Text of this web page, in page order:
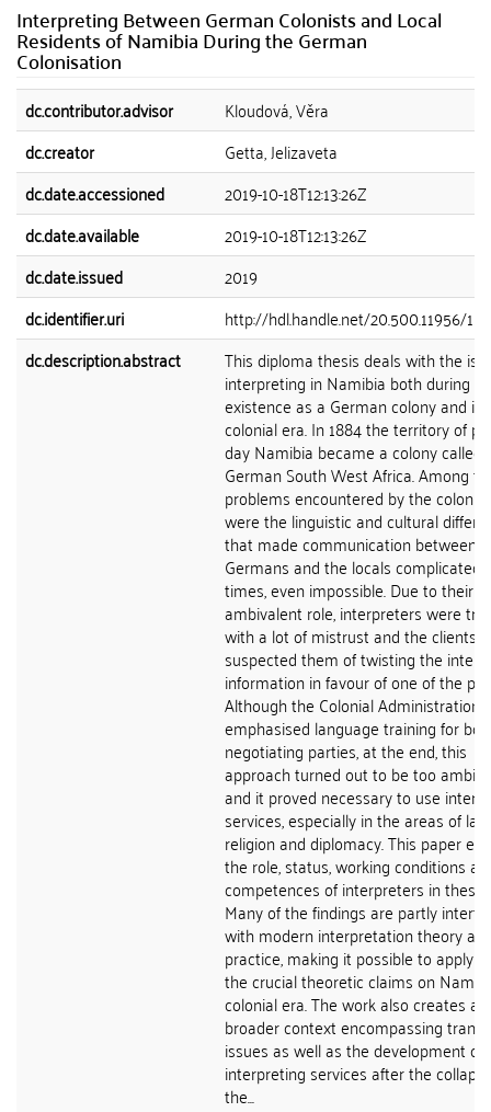
Interpreting Between German Colonists and Local
Residents of Namibia During the German
Colonisation
dc.contributor.advisor
Kloudová, Věra
dc.creator
Getta, Jelizaveta
dc.date.accessioned
2019-10-18T12:13:26Z
dc.date.available
2019-10-18T12:13:26Z
dc.date.issued
2019
dc.identifier.uri
http://hdl.handle.net/20.500.11956/
dc.description.abstract
This diploma thesis deals with the
interpreting in Namibia both during its
existence as a German colony and
colonial era. In 1884 the territory of
day Namibia became a colony called
German South West Africa. Among
problems encountered by the
were the linguistic and cultural
that made communication between
Germans and the locals complicated
times, even impossible. Due to their
ambivalent role, interpreters were
with a lot of mistrust and the clients
suspected them of twisting the
information in favour of one of the
Although the Colonial Administration
emphasised language training for
negotiating parties, at the end, this
approach turned out to be too
and it proved necessary to use
services, especially in the areas of law,
religion and diplomacy. This paper
the role, status, working conditions
competences of interpreters in these
Many of the findings are partly
with modern interpretation theory
practice, making it possible to apply
the crucial theoretic claims on
colonial era. The work also creates a
broader context encompassing
issues as well as the development of
interpreting services after the
the...